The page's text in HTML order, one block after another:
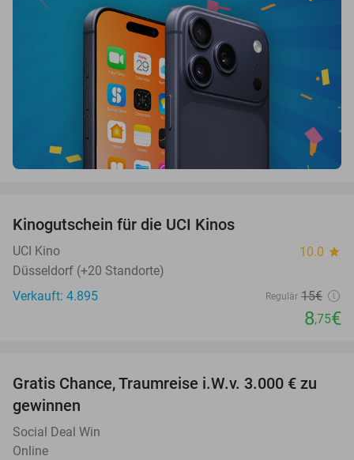
Kinogutschein für die UCI Kinos
UCI Kino 10.0 star
Düsseldorf (+20 Standorte)
Verkauft: 4.895
Regulär 15€
8,75€
Gratis Chance, Traumreise i.W.v. 3.000 € zu
gewinnen
Social Deal Win
Online